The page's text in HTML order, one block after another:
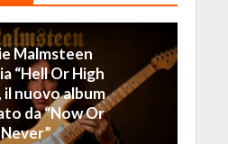
Malmsteen
“Hell Or High
il nuovo album
da “Now Or
Never”